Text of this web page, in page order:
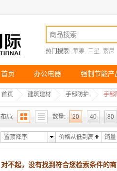
热门搜索: 苹果 三星 索尼
首页 办公电器 强制节能产
首页 建筑建材 手部防护 手部
布局: 数量: 20 40 80
置顶降序 价格从低到高 销量
对不起，没有找到符合您检索条件的